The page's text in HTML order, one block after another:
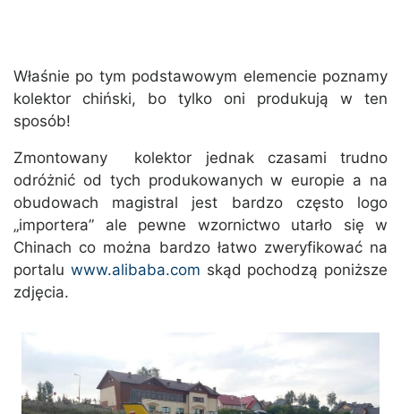
Właśnie po tym podstawowym elemencie poznamy
kolektor chiński, bo tylko oni produkują w ten
sposób!
Zmontowany kolektor jednak czasami trudno
odróżnić od tych produkowanych w europie a na
obudowach magistral jest bardzo często logo
„importera” ale pewne wzornictwo utarło się w
Chinach co można bardzo łatwo zweryfikować na
portalu www.alibaba.com skąd pochodzą poniższe
zdjęcia.